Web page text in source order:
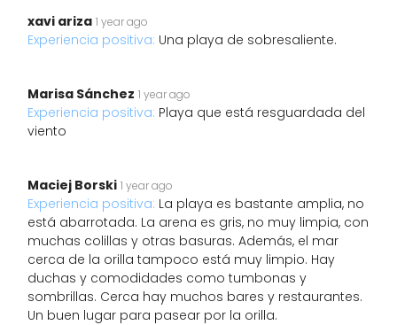
xavi ariza 1 year ago
Experiencia positiva: Una playa de sobresaliente.
Marisa Sánchez 1 year ago
Experiencia positiva: Playa que está resguardada del
viento
Maciej Borski 1 year ago
Experiencia positiva: La playa es bastante amplia, no
está abarrotada. La arena es gris, no muy limpia, con
muchas colillas y otras basuras. Además, el mar
cerca de la orilla tampoco está muy limpio. Hay
duchas y comodidades como tumbonas y
sombrillas. Cerca hay muchos bares y restaurantes.
Un buen lugar para pasear por la orilla.